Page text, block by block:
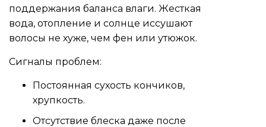
поддержания баланса влаги. Жесткая
вода, отопление и солнце иссушают
волосы не хуже, чем фен или утюжок.
Сигналы проблем:
Постоянная сухость кончиков,
хрупкость.
Отсутствие блеска даже после